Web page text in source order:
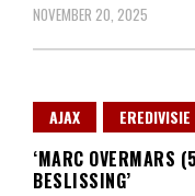
NOVEMBER 20, 2025
AJAX EREDIVISIE
‘MARC OVERMARS
BESLISSING’